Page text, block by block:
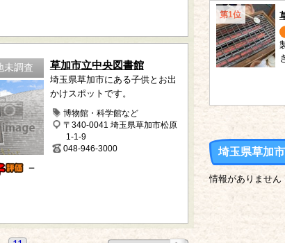
未調査
－
草加市立中央図書館
埼玉県草加市にある子供とお出
かけスポットです。
博物館・科学館など
〒340-0041 埼玉県草加市松原
1-1-9
048-946-3000
第1位
埼玉県草加
情報がありません